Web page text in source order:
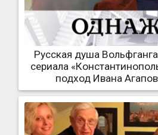
Русская душа
сериала
подход Ивана